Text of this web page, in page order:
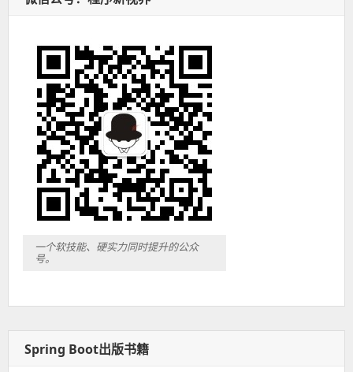
一个软技能、硬实力同时提升的公众
号。
Spring Boot出版书籍